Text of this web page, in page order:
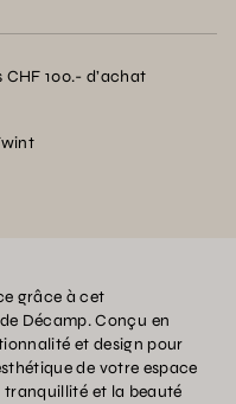
CHF 100.- d’achat
grâce à cet
Décamp. Conçu en
et design pour
de votre espace
et la beauté